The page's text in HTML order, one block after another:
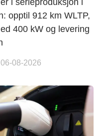
i serieproduksjon i
opptil 912 km WLTP,
400 kW og levering
08-2026